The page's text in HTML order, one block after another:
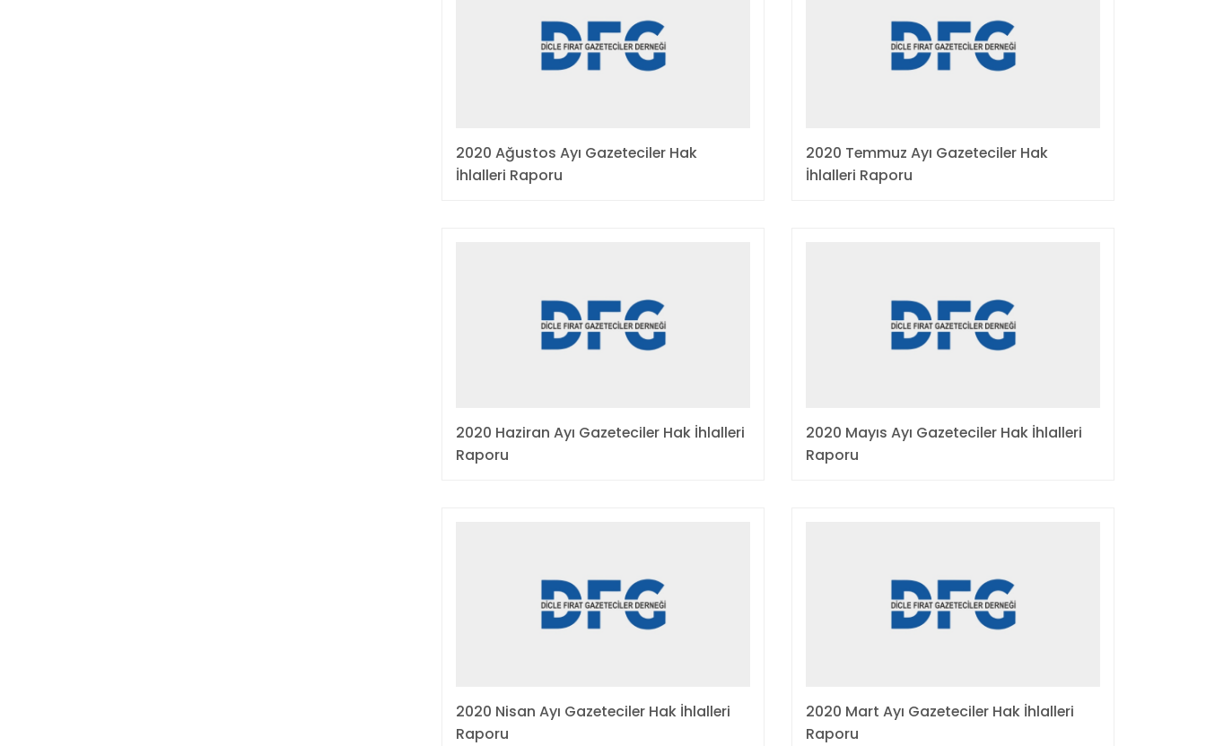
2020 Ağustos Ayı Gazeteciler Hak
İhlalleri Raporu
2020 Temmuz Ayı Gazeteciler Hak
İhlalleri Raporu
2020 Haziran Ayı Gazeteciler Hak İhlalleri
Raporu
2020 Mayıs Ayı Gazeteciler Hak İhlalleri
Raporu
2020 Nisan Ayı Gazeteciler Hak İhlalleri
Raporu
2020 Mart Ayı Gazeteciler Hak İhlalleri
Raporu